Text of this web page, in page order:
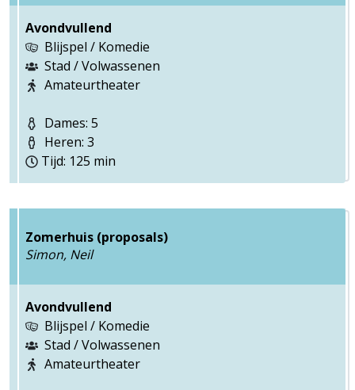
Avondvullend
Blijspel / Komedie
Stad / Volwassenen
Amateurtheater
Dames: 5
Heren: 3
Tijd: 125 min
Zomerhuis (proposals)
Simon, Neil
Avondvullend
Blijspel / Komedie
Stad / Volwassenen
Amateurtheater